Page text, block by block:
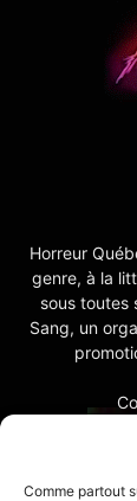
Comme partout
Horreur
genre, à la
sous toutes
Sang, un